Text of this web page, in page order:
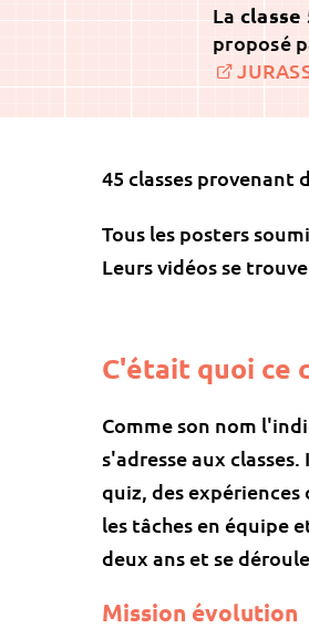
Laclasse
proposé
45 classes provenant
Tous les posters
Leurs vidéos se
C'était quoi ce
Comme son nom
s'adresse aux
quiz, des
les tâches en équipe
deux ans et se
Mission évolution